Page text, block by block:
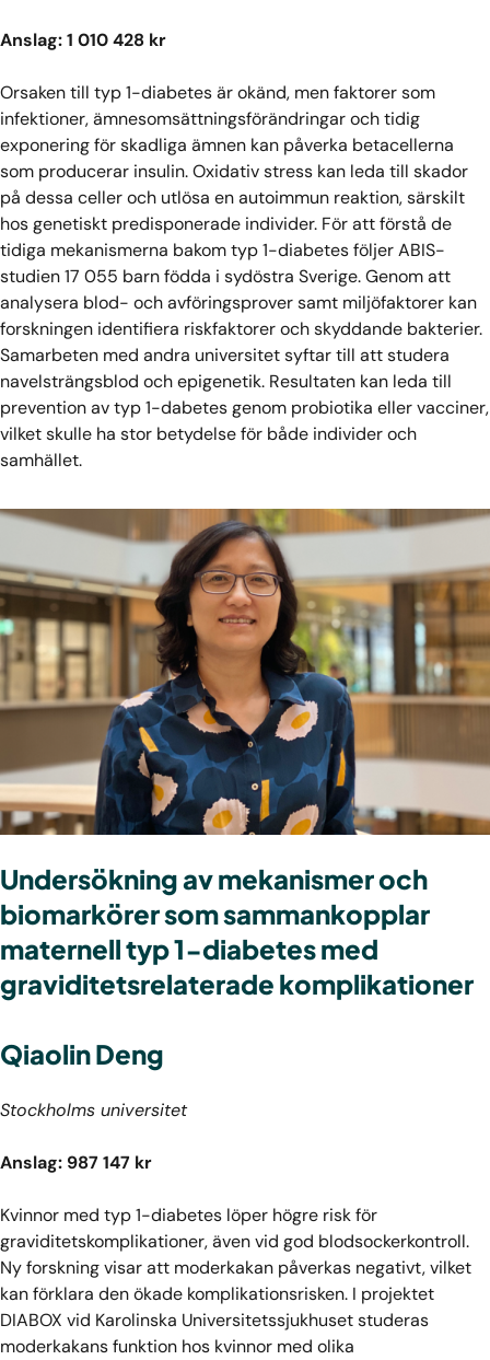
Anslag: 1 010 428 kr
Orsaken till typ 1-diabetes är okänd, men faktorer som
infektioner, ämnesomsättningsförändringar och tidig
exponering för skadliga ämnen kan påverka betacellerna
som producerar insulin. Oxidativ stress kan leda till skador
på dessa celler och utlösa en autoimmun reaktion, särskilt
hos genetiskt predisponerade individer. För att förstå de
tidiga mekanismerna bakom typ 1-diabetes följer ABIS-
studien 17 055 barn födda i sydöstra Sverige. Genom att
analysera blod- och avföringsprover samt miljöfaktorer kan
forskningen identifiera riskfaktorer och skyddande bakterier.
Samarbeten med andra universitet syftar till att studera
navelsträngsblod och epigenetik. Resultaten kan leda till
prevention av typ 1-dabetes genom probiotika eller vacciner,
vilket skulle ha stor betydelse för både individer och
samhället.
Undersökning av mekanismer och
biomarkörer som sammankopplar
maternell typ 1-diabetes med
graviditetsrelaterade komplikationer
Qiaolin Deng
Stockholms universitet
Anslag: 987 147 kr
Kvinnor med typ 1-diabetes löper högre risk för
graviditetskomplikationer, även vid god blodsockerkontroll.
Ny forskning visar att moderkakan påverkas negativt, vilket
kan förklara den ökade komplikationsrisken. I projektet
DIABOX vid Karolinska Universitetssjukhuset studeras
moderkakans funktion hos kvinnor med olika